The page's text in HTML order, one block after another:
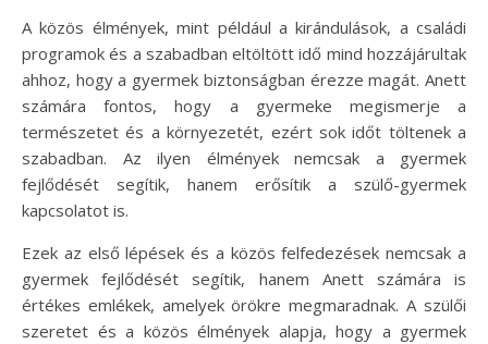
A közös élmények, mint például a kirándulások, a családi
programok és a szabadban eltöltött idő mind hozzájárultak
ahhoz, hogy a gyermek biztonságban érezze magát. Anett
számára fontos, hogy a gyermeke megismerje a
természetet és a környezetét, ezért sok időt töltenek a
szabadban. Az ilyen élmények nemcsak a gyermek
fejlődését segítik, hanem erősítik a szülő-gyermek
kapcsolatot is.
Ezek az első lépések és a közös felfedezések nemcsak a
gyermek fejlődését segítik, hanem Anett számára is
értékes emlékek, amelyek örökre megmaradnak. A szülői
szeretet és a közös élmények alapja, hogy a gyermek